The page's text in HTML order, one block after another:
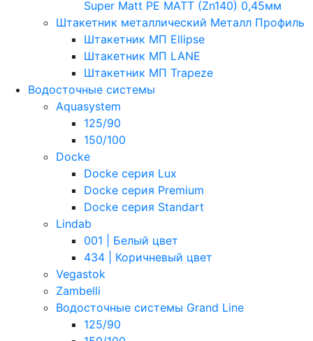
Super Matt PE MATT (Zn140) 0,45мм
Штакетник металлический Металл Профиль
Штакетник МП Ellipse
Штакетник МП LANE
Штакетник МП Trapeze
Водосточные системы
Aquasystem
125/90
150/100
Docke
Docke серия Lux
Docke серия Premium
Docke серия Standart
Lindab
001 | Белый цвет
434 | Коричневый цвет
Vegastok
Zambelli
Водосточные системы Grand Line
125/90